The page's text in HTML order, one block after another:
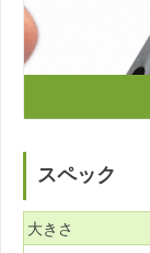
スペック
大きさ